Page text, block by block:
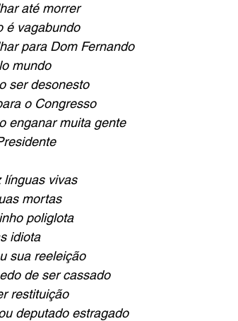
até morrer
é vagabundo
para Dom Fernando
mundo
ser desonesto
o Congresso
enganar muita gente
línguas vivas
mortas
poliglota
idiota
sua reeleição
de ser cassado
restituição
deputado estragado